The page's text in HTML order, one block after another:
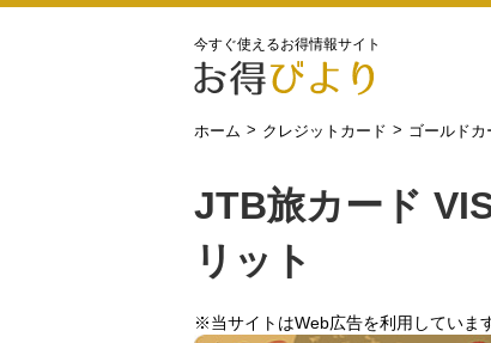
今すぐ使えるお得情報サイト
ホーム > クレジットカード > ゴールドカ
JTB旅カード
リット
※当サイトはWeb広告を利用していま